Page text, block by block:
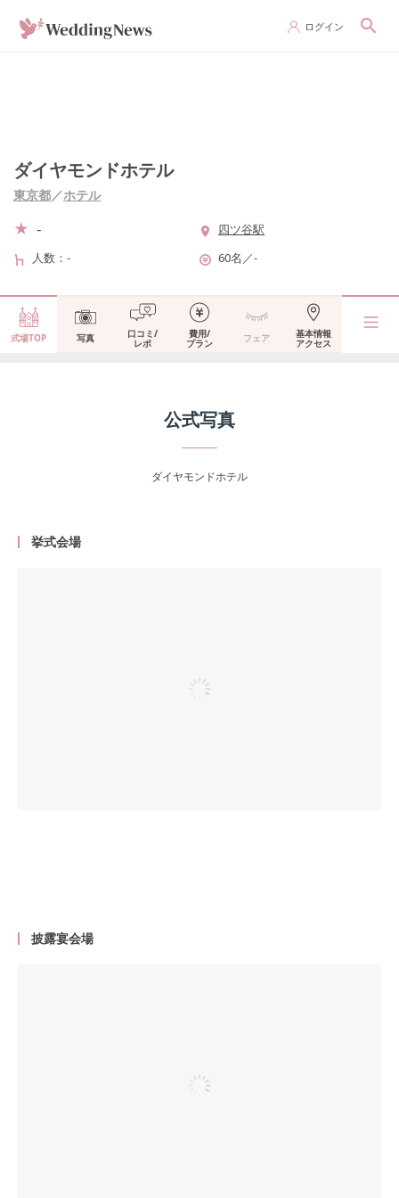
ログイン
ダイヤモンドホテル
東京都／ホテル
-
四ツ谷駅
人数
- 60名 ／-
式場TOP 写真 口コミ/
レポ
費用/
プラン フェア 基本情報
アクセス
公式写真
ダイヤモンドホテル
挙式会場
披露宴会場